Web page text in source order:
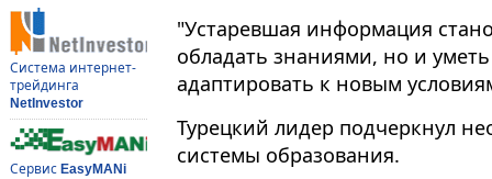
Система интернет-
трейдинга
NetInvestor
Сервис EasyMANi
"Устаревшая информация
обладать знаниями, но и
адаптировать к новым
Турецкий лидер подчеркнул
системы образования.